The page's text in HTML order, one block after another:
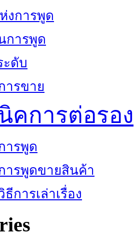
งการพูด
การพูด
ะดับ
ารขาย
คการต่อรอง
ารพูด
ารพูดขายสินค้า
การเล่าเรื่อง